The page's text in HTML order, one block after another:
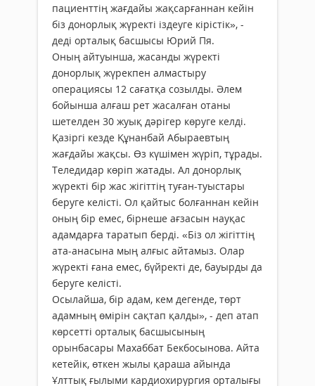
пациенттің жағдайы жақсарғаннан кейін
біз донорлық жүректі іздеуге кірістік», -
деді орталық басшысы Юрий Пя.
Оның айтуынша, жасанды жүректі
донорлық жүрекпен алмастыру
операциясы 12 сағатқа созылды. Әлем
бойынша алғаш рет жасалған отаны
шетелден 30 жуық дәрігер көруге келді.
Қазіргі кезде Құнанбай Абыраевтың
жағдайы жақсы. Өз күшімен жүріп, тұрады.
Теледидар көріп жатады. Ал донорлық
жүректі бір жас жігіттің туған-туыстары
беруге келісті. Ол қайтыс болғаннан кейін
оның бір емес, бірнеше ағзасын науқас
адамдарға таратып берді. «Біз ол жігіттің
ата-анасына мың алғыс айтамыз. Олар
жүректі ғана емес, бүйректі де, бауырды да
беруге келісті.
Осылайша, бір адам, кем дегенде, төрт
адамның өмірін сақтап қалды», - деп атап
көрсетті орталық басшысының
орынбасары Маxаббат Бекбосынова. Айта
кетейік, өткен жылы қараша айында
Ұлттық ғылыми кардиоxирургия орталығы